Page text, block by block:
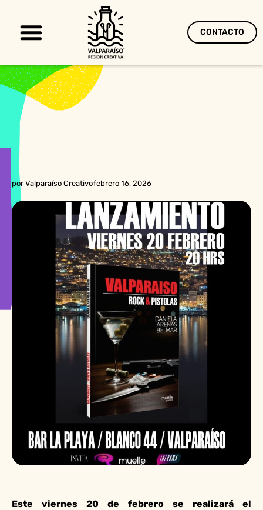
CONTACTO
por Valparaíso Creativofebrero 16, 2026
Este viernes 20 de febrero se realizará el